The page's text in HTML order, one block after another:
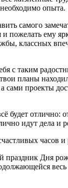
опыта.
самого
и пожелать ему
классных
с таким
планы
сами проекты
будет отлично:
идут дела и
часов
праздник Дня